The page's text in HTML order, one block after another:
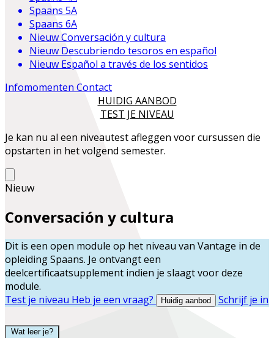
Spaans 5A
Spaans 6A
NieuwConversación y cultura
Nieuw Descubriendo tesoros en español
Nieuw Español a través de los sentidos
Infomomenten Contact
HUIDIG AANBOD
TEST JE NIVEAU
Je kan nu al een niveautest afleggen voor cursussen die
opstarten in het volgend semester.
Nieuw
Conversación y cultura
Dit is een open module op het niveau van Vantage in de
opleidingSpaans. Je ontvangt een
deelcertificaatsupplement indien je slaagt voor deze
module.
Test je niveau Heb je een vraag? Huidig aanbod Schrijf je in
Wat leer je?